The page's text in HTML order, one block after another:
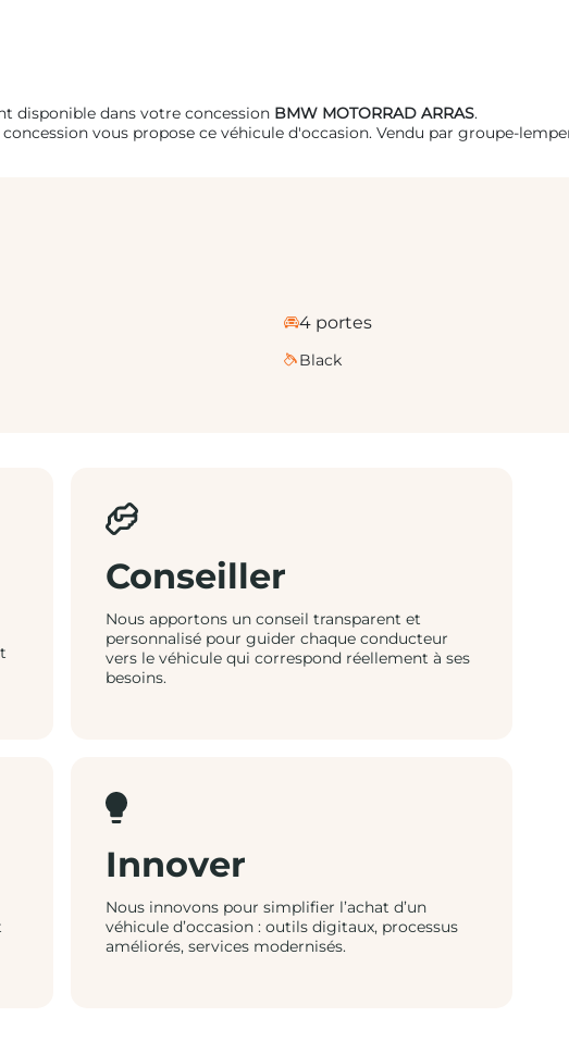
disponible dans votre concession BMW MOTORRAD ARRAS.
concession vous propose ce véhicule d'occasion. Vendu par groupe-
4 portes
Black
Conseiller
Nous apportons un conseil transparent et
personnalisé pour guider chaque conducteur
vers le véhicule qui correspond réellement à ses
besoins.
Innover
Nous innovons pour simplifier l’achat d’un
véhicule d’occasion : outils digitaux, processus
améliorés, services modernisés.